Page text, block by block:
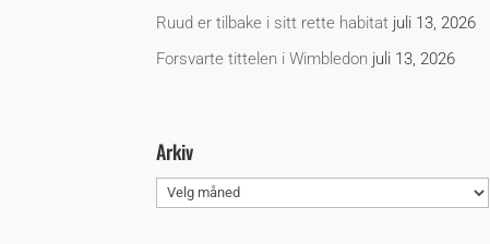
Ruud er tilbake i sitt rette habitat juli 13, 2026
Forsvarte tittelen i Wimbledon juli 13, 2026
Arkiv
Arkiv